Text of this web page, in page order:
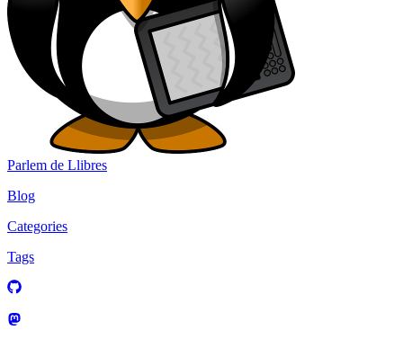
Parlem de Llibres
Blog
Categories
Tags